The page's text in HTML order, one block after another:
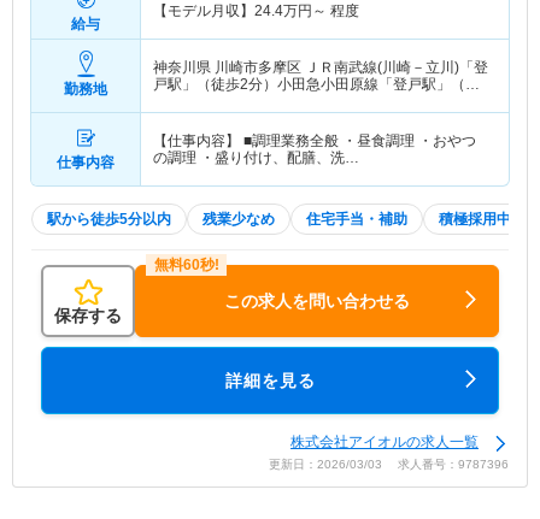
給与
【モデル月収】 24.4万円～ 程度
勤務地
神奈川県 川崎市多摩区 ＪＲ南武線(川崎－立川)「登
戸駅」（徒歩2分）小田急小田原線「登戸駅」（徒
仕事内容
【仕事内容】 ■調理業務全般 ・昼食調理 ・おやつ
の調理 ・盛り付け、配膳、洗…
駅から徒歩5分以内 残業少なめ 住宅手当・補助 積極採用中
保存する
この求人を問い合わせる
詳細を見る
株式会社アイオルの求人一覧
更新日：2026/03/03 求人番号：9787396